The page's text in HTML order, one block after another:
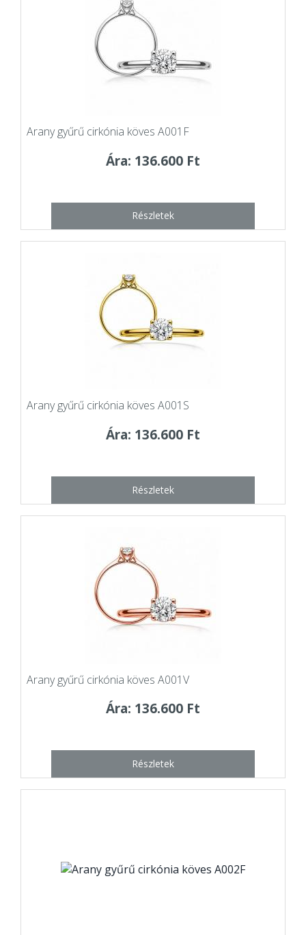
Arany gyűrű cirkónia köves A001F
Ára: 136.600 Ft
Részletek
Arany gyűrű cirkónia köves A001S
Ára: 136.600 Ft
Részletek
Arany gyűrű cirkónia köves A001V
Ára: 136.600 Ft
Részletek